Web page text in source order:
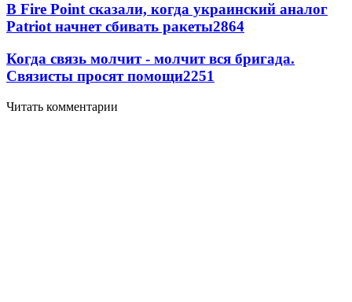
В Fire Point сказали, когда украинский аналог
Patriot начнет сбивать ракеты2864
Когда связь молчит - молчит вся бригада.
Связисты просят помощи2251
Читать комментарии